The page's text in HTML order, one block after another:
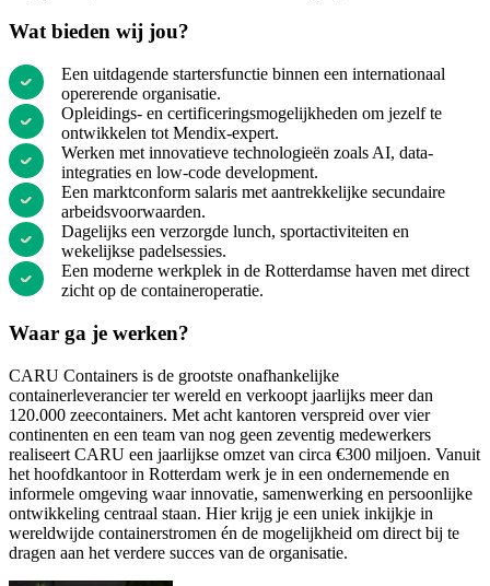
Wat bieden wij jou?
Een uitdagende startersfunctie binnen een internationaal
opererende organisatie.
Opleidings- en certificeringsmogelijkheden om jezelf te
ontwikkelen tot Mendix-expert.
Werken met innovatieve technologieën zoals AI, data-
integraties en low-code development.
Een marktconform salaris met aantrekkelijke secundaire
arbeidsvoorwaarden.
Dagelijks een verzorgde lunch, sportactiviteiten en
wekelijkse padelsessies.
Een moderne werkplek in de Rotterdamse haven met direct
zicht op de containeroperatie.
Waar ga je werken?
CARU Containers is de grootste onafhankelijke
containerleverancier ter wereld en verkoopt jaarlijks meer dan
120.000 zeecontainers. Met acht kantoren verspreid over vier
continenten en een team van nog geen zeventig medewerkers
realiseert CARU een jaarlijkse omzet van circa €300 miljoen. Vanuit
het hoofdkantoor in Rotterdam werk je in een ondernemende en
informele omgeving waar innovatie, samenwerking en persoonlijke
ontwikkeling centraal staan. Hier krijg je een uniek inkijkje in
wereldwijde containerstromen én de mogelijkheid om direct bij te
dragen aan het verdere succes van de organisatie.